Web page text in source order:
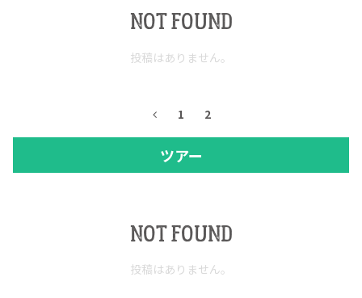
NOT FOUND
投稿はありません。
1 2
ツアー
NOT FOUND
投稿はありません。